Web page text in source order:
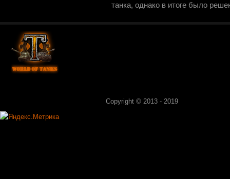
танка, однако в итоге было
Copyright © 2013 - 2019